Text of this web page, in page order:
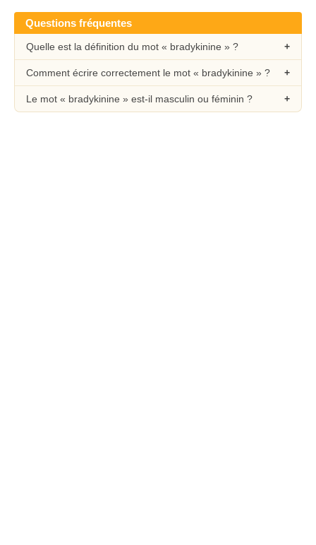
Questions fréquentes
Quelle est la définition du mot « bradykinine » ?
Comment écrire correctement le mot « bradykinine » ?
Le mot « bradykinine » est-il masculin ou féminin ?